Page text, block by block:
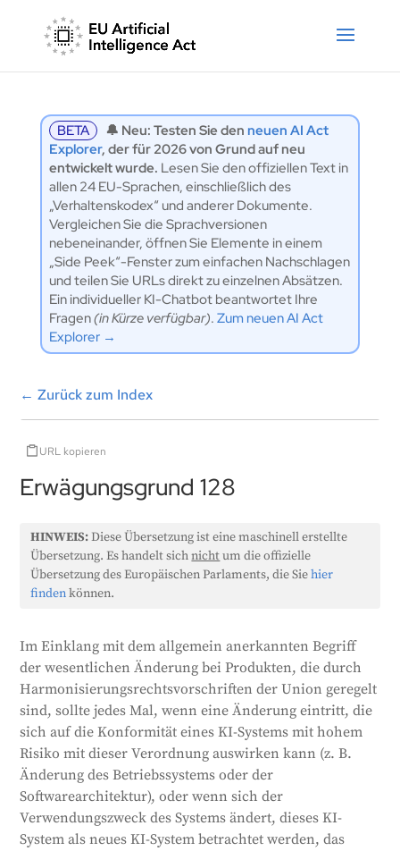
BETA 🔔 Neu: Testen Sie den neuen AI Act
Explorer, der für 2026 von Grund auf neu
entwickelt wurde. Lesen Sie den offiziellen Text in
allen 24 EU-Sprachen, einschließlich des
„Verhaltenskodex“ und anderer Dokumente.
Vergleichen Sie die Sprachversionen
nebeneinander, öffnen Sie Elemente in einem
„Side Peek“-Fenster zum einfachen Nachschlagen
und teilen Sie URLs direkt zu einzelnen Absätzen.
Ein individueller KI-Chatbot beantwortet Ihre
Fragen(in Kürze verfügbar). Zum neuen AI Act
Explorer →
←Zurück zum Index
URL kopieren
Erwägungsgrund 128
HINWEIS:Diese Übersetzung ist eine maschinell erstellte
Übersetzung. Es handelt sichnichtum die offizielle
Übersetzung des Europäischen Parlaments, die Siehier
findenkönnen.
Im Einklang mit dem allgemein anerkannten Begriff
der wesentlichen Änderung bei Produkten, die durch
Harmonisierungsrechtsvorschriften der Union geregelt
sind, sollte jedes Mal, wenn eine Änderung eintritt, die
sich auf die Konformität eines KI-Systems mit hohem
Risiko mit dieser Verordnung auswirken kann (z. B.
Änderung des Betriebssystems oder der
Softwarearchitektur), oder wenn sich der
Verwendungszweck des Systems ändert, dieses KI-
System als neues KI-System betrachtet werden, das